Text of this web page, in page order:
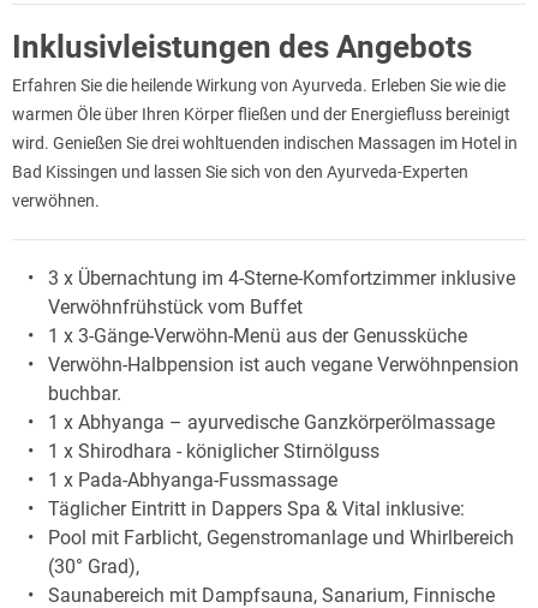
Inklusivleistungen des Angebots
Erfahren Sie die heilende Wirkung von Ayurveda. Erleben Sie wie die
warmen Öle über Ihren Körper fließen und der Energiefluss bereinigt
wird. Genießen Sie drei wohltuenden indischen Massagen im Hotel in
Bad Kissingen und lassen Sie sich von den Ayurveda-Experten
verwöhnen.
3 x Übernachtung im 4-Sterne-Komfortzimmer inklusive
Verwöhnfrühstück vom Buffet
1 x 3-Gänge-Verwöhn-Menü aus der Genussküche
Verwöhn-Halbpension ist auch vegane Verwöhnpension
buchbar.
1 x Abhyanga – ayurvedische Ganzkörperölmassage
1 x Shirodhara - königlicher Stirnölguss
1 x Pada-Abhyanga-Fussmassage
Täglicher Eintritt in Dappers Spa & Vital inklusive:
Pool mit Farblicht, Gegenstromanlage und Whirlbereich
(30° Grad),
Saunabereich mit Dampfsauna, Sanarium, Finnische